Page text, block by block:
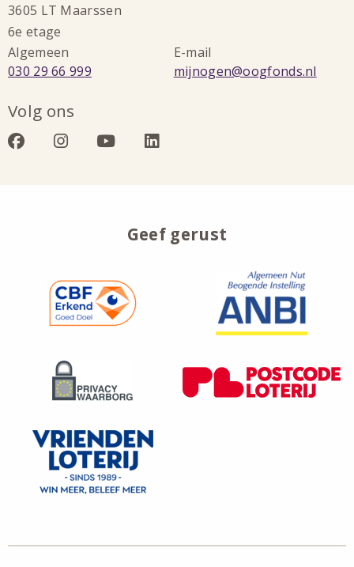
3605 LT Maarssen
6e etage
Algemeen
Bel:
030 29 66 999
E-mail
Stuur
mijnogen@oogfonds.nl
Volg ons
BezoekBezoekBezoekBezoek
Geef gerust